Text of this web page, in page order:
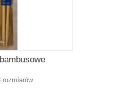
rozmiarów